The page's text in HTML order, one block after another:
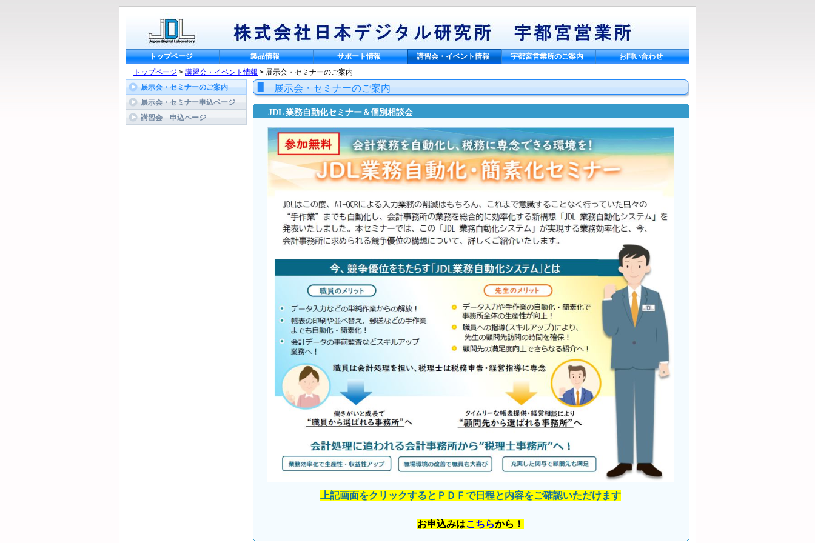
トップページ 製品情報 サポート情報 講習会・イベント情報 宇都宮営業所のご案内
お問い合わせ
トップページ > 講習会・イベント情報 > 展示会・セミナーのご案内
展示会・セミナーのご案内
JDL 業務自動化セミナー＆個別相談会
上記画面をクリックするとＰＤＦで日程と内容をご確認いただけます
お申込みはこちらから！
展示会・セミナーのご案内
展示会・セミナー申込ページ
講習会　申込ページ